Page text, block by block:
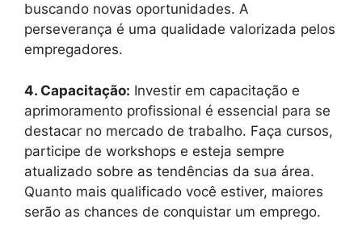
buscando novas oportunidades. A
perseverança é uma qualidade valorizada pelos
empregadores.
4. Capacitação: Investir em capacitação e
aprimoramento profissional é essencial para se
destacar no mercado de trabalho. Faça cursos,
participe de workshops e esteja sempre
atualizado sobre as tendências da sua área.
Quanto mais qualificado você estiver, maiores
serão as chances de conquistar um emprego.